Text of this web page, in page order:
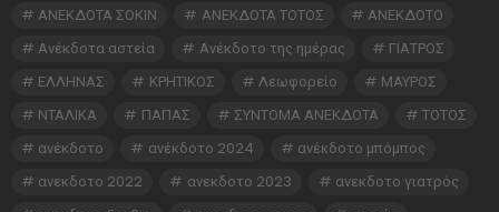
ΑΝΕΚΔΟΤΑ ΣΟΚΙΝ
ΑΝΕΚΔΟΤΑ ΤΟΤΟΣ
ΑΝΕΚΔΟΤΟ
Ανέκδοτα αστεία
Ανέκδοτο της ημέρας
ΓΙΑΤΡΟΣ
ΕΛΛΗΝΑΣ
ΚΡΗΤΙΚΟΣ Λεωφορείο
ΜΑΥΡΟΣ
ΝΤΑΛΙΚΑ
ΠΑΠΑΣ ΣΥΝΤΟΜΑ ΑΝΕΚΔΟΤΑ
ΤΟΤΟΣ
ανέκδοτο
ανέκδοτο 2024
ανέκδοτο μπόμπος
ανεκδοτο 2022
ανεκδοτο 2023
ανεκδοτο γιατρός